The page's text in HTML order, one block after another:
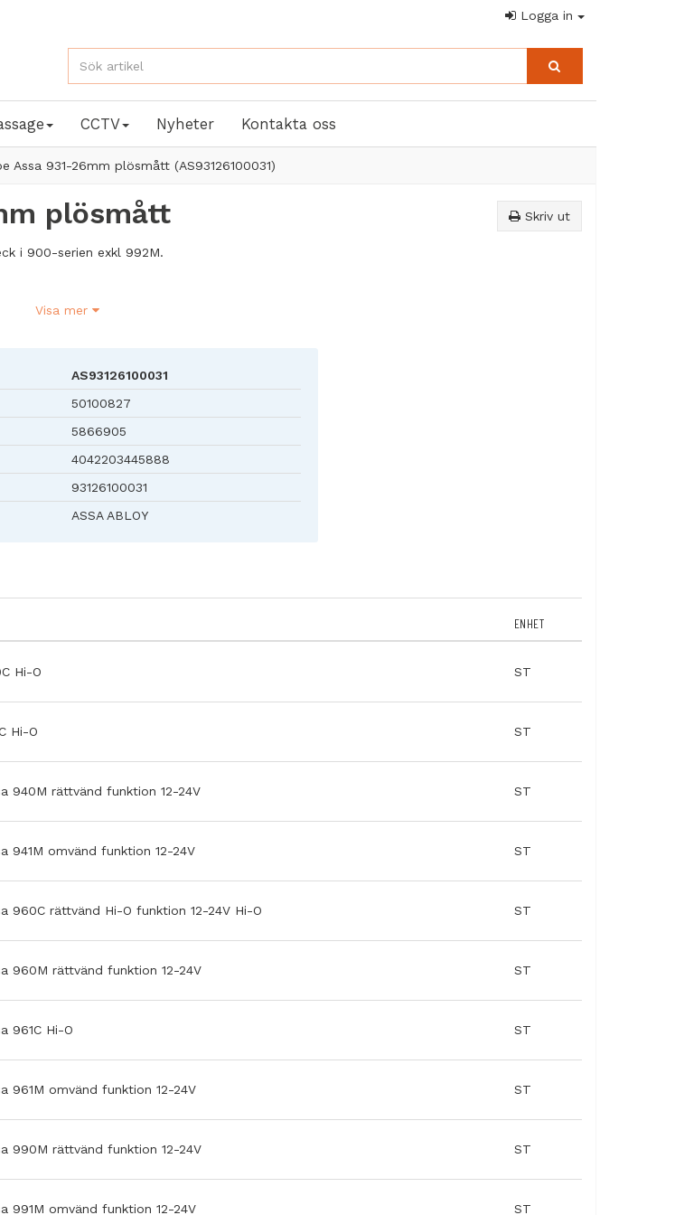
Logga in
CCTV Nyheter Kontakta oss
Assa 931-26mm plösmått (AS93126100031)
plösmått Skriv ut
i 900-serien exkl 992M.
Visa mer
AS93126100031
50100827
5866905
4042203445888
93126100031
ASSA ABLOY
ENHET
Hi-O ST
Hi-O ST
940M rättvänd funktion 12-24V ST
941M omvänd funktion 12-24V ST
960C rättvänd Hi-O funktion 12-24V Hi-O ST
960M rättvänd funktion 12-24V ST
961C Hi-O ST
961M omvänd funktion 12-24V ST
990M rättvänd funktion 12-24V ST
991M omvänd funktion 12-24V ST